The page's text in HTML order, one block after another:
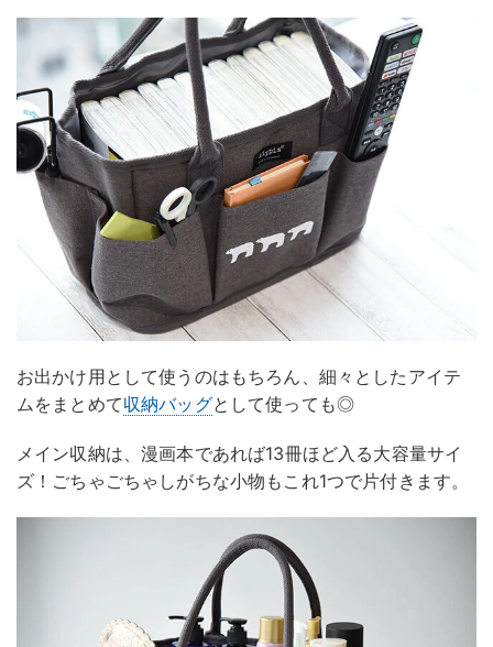
お出かけ用として使うのはもちろん、細々としたアイテ
ムをまとめて収納バッグとして使っても◎
メイン収納は、漫画本であれば13冊ほど入る大容量サイ
ズ！ごちゃごちゃしがちな小物もこれ1つで片付きます。